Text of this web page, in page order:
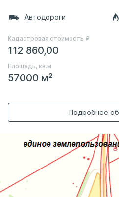
Автодороги
Кадастровая стоимость ₽
112 860,00
Площадь, кв.м
57000 м²
Подробнее